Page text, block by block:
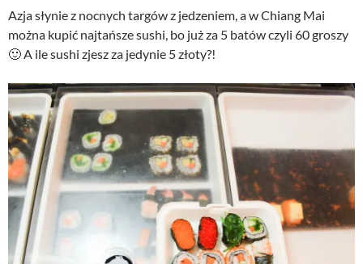
Azja słynie z nocnych targów z jedzeniem, a w Chiang Mai
można kupić najtańsze sushi, bo już za 5 batów czyli 60 groszy
🙂 A ile sushi zjesz za jedynie 5 złoty?!